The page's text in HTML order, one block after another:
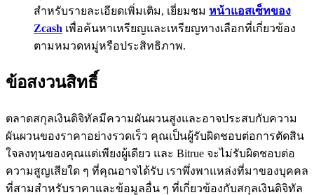
USDT New User Exclusive 10% APR
USDT Flexible Staking | Daily Rewards
BTC Flexible Staking | Daily Rewards
สำหรับรายละเอียดเพิ่มเติม, เยี่ยมชม หน้าแอสเซ็ทของ
Zcash เพื่อค้นหาเหรียญและเหรียญทางเลือกที่เกี่ยวข้อง
ตามหมวดหมู่หรือประสิทธิภาพ.
ข้อสงวนสิทธิ์
ตลาดสกุลเงินดิจิทัลมีความผันผวนสูงและอาจประสบกับความ
ผันผวนของราคาอย่างรวดเร็ว คุณเป็นผู้รับผิดชอบต่อการตัดสิน
ใจลงทุนของคุณแต่เพียงผู้เดียว และ Bitrue จะไม่รับผิดชอบต่อ
ความสูญเสียใด ๆ ที่คุณอาจได้รับ เราพึ่งพาแหล่งที่มาของบุคคล
ที่สามสำหรับราคาและข้อมูลอื่น ๆ ที่เกี่ยวข้องกับสกุลเงินดิจิทัล